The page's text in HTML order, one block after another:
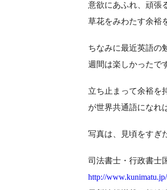
意欲にあふれ、頑張
草花をみわたす余裕
ちなみに最近英語の
週間は楽しかったで
立ち止まって余裕を
が世界共通語になれ
写真は、見頃をすぎ
司法書士・行政書士
http://www.kunimatu.jp/